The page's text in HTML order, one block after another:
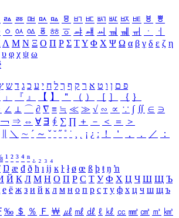
ㅬ ㅭ ㅮ ㅯ ㅰ ㅱ ㅲ ㅳ ㅴ ㅵ ㅶ ㅷ ㅸ
ㅹ
ㆁ ㆂ ㆃ ㆄ ㆅ ㆆ ㆇ ㆈ ㆉ ㆊ ㆋ ㆌ ㆍ
ㆎ
Λ Μ Ν Ξ Ο Π Ρ Σ ΤΥ Φ Χ Ψ Ω α β γ δ ε ζ η
υ φ χ ψ ω
פ ם ן ו ט א ר ק ף ך ל ח י ע כ ג ד ש ץ
」 『 』 【 】 ＂ （ ） ［ ］ ｛ ｝
∠ ⊥ ⌒ ∂ ∇ ≡ ≒ ≪ ≫ √ ∽ ∝ ∵ ∫ ∬ ∈ ∋
￢ ⇒ ⇔ ∀ ∃ ∮ ∑ ∏ ＋ － ＜ ＝
＞
＼ ∼ ´ ～ ˇ ˘ ˝ ˚ ˙ ¸ ¡ ¿ ː ！ ＇ ， ． ／
：
¹ ² ³ ⁴ ⁿ ₁ ₂ ₃ ₄
Ŋ æ đ ð ħ ı ĳ ĸ ŀ ł ø œ ß þ ŧ ŋ ŉ
Й К Л М Н О П Р С Т У Ф Х Ц Ч Ш Щ Ъ
е ё ж з и й к л м н о п р с т у ф х ц ч ш щ ъ
‰ ＄ ％ Ｆ ￦ ㎕ ㎖ ㎗ ℓ ㎘ ㏄ ㎣ ㎤ ㎥ ㎦